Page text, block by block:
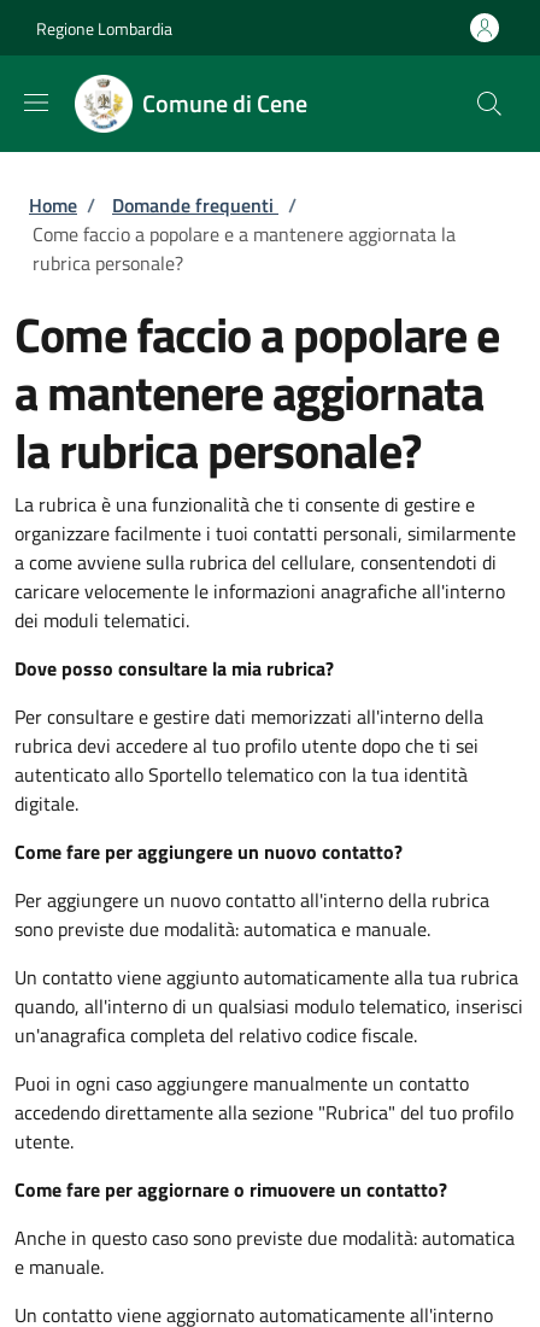
Regione Lombardia
Comune di Cene
Briciole di pane
Home / Domande frequenti /
Come faccio a popolare e a mantenere aggiornata la
rubrica personale?
Come faccio a popolare e
a mantenere aggiornata
la rubrica personale?
La rubrica è una funzionalità che ti consente di gestire e
organizzare facilmente i tuoi contatti personali, similarmente
a come avviene sulla rubrica del cellulare, consentendoti di
caricare velocemente le informazioni anagrafiche all'interno
dei moduli telematici.
Dove posso consultare la mia rubrica?
Per consultare e gestire dati memorizzati all'interno della
rubrica devi accedere al tuo profilo utente dopo che ti sei
autenticato allo Sportello telematico con la tua identità
digitale.
Come fare per aggiungere un nuovo contatto?
Per aggiungere un nuovo contatto all'interno della rubrica
sono previste due modalità: automatica e manuale.
Un contatto viene aggiunto automaticamente alla tua rubrica
quando, all'interno di un qualsiasi modulo telematico, inserisci
un'anagrafica completa del relativo codice fiscale.
Puoi in ogni caso aggiungere manualmente un contatto
accedendo direttamente alla sezione "Rubrica" del tuo profilo
utente.
Come fare per aggiornare o rimuovere un contatto?
Anche in questo caso sono previste due modalità: automatica
e manuale.
Un contatto viene aggiornato automaticamente all'interno